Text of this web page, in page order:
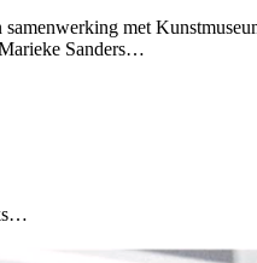
met
Sanders…